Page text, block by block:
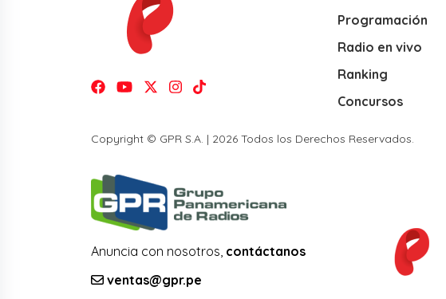
Programación
Radio en vivo
Ranking
Concursos
Copyright © GPR S.A. | 2026 Todos los Derechos Reservados.
Anuncia con nosotros, contáctanos
ventas@gpr.pe